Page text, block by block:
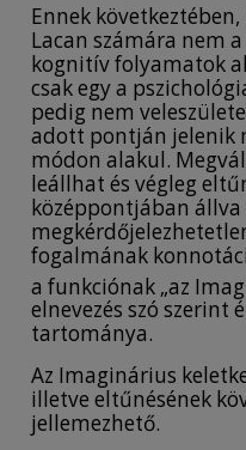
Ennek
Lacan számára nem
kognitív folyamatok
csak egy a
pedig nem
adott pontján jelenik
módon alakul.
leállhat és végleg
középpontjában
fogalmának
a funkciónak „az
elnevezés szó szerint
tartománya.
Az Imaginárius
illetve eltűnésének
jellemezhető.